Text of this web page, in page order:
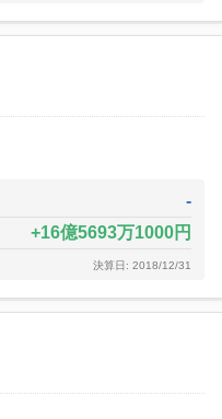
-
16億5693万1000円
決算日: 2018/12/31